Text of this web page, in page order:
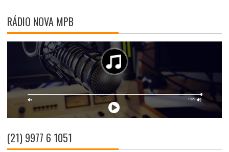
RÁDIO NOVA MPB
(21) 9977 6 1051